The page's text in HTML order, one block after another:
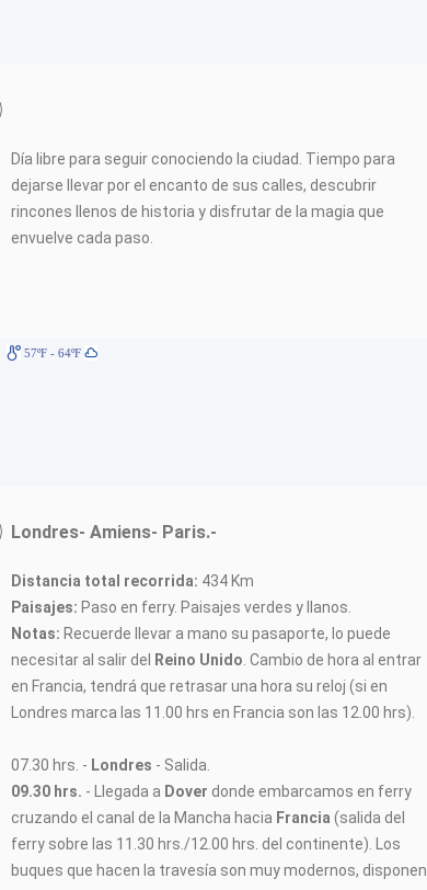
Día libre para seguir conociendo la ciudad. Tiempo para
dejarse llevar por el encanto de sus calles, descubrir
rincones llenos de historia y disfrutar de la magia que
envuelve cada paso.
57ºF - 64ºF
Londres- Amiens- Paris.-
Distancia total recorrida: 434 Km
Paisajes: Paso en ferry. Paisajes verdes y llanos.
Notas: Recuerde llevar a mano su pasaporte, lo puede
necesitar al salir del
Reino Unido . Cambio de hora al entrar
en Francia, tendrá que retrasar una hora su reloj (si en
Londres marca las 11.00 hrs en Francia son las 12.00 hrs).
07.30 hrs. - Londres - Salida.
09.30 hrs. - Llegada a Dover donde embarcamos en ferry
cruzando el canal de la Mancha hacia Francia(salida del
ferry sobre las 11.30 hrs./12.00 hrs. del continente). Los
buques que hacen la travesía son muy modernos, disponen